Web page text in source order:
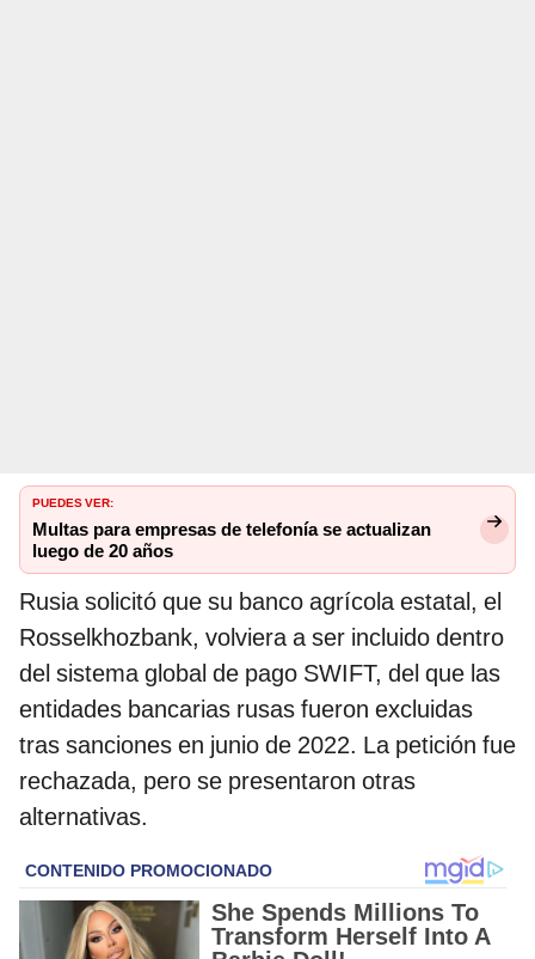
PUEDES VER:
Multas para empresas de telefonía se actualizan
luego de 20 años
Rusia solicitó que su banco agrícola estatal, el
Rosselkhozbank, volviera a ser incluido dentro
del sistema global de pago SWIFT, del que las
entidades bancarias rusas fueron excluidas
tras sanciones en junio de 2022. La petición fue
rechazada, pero se presentaron otras
alternativas.